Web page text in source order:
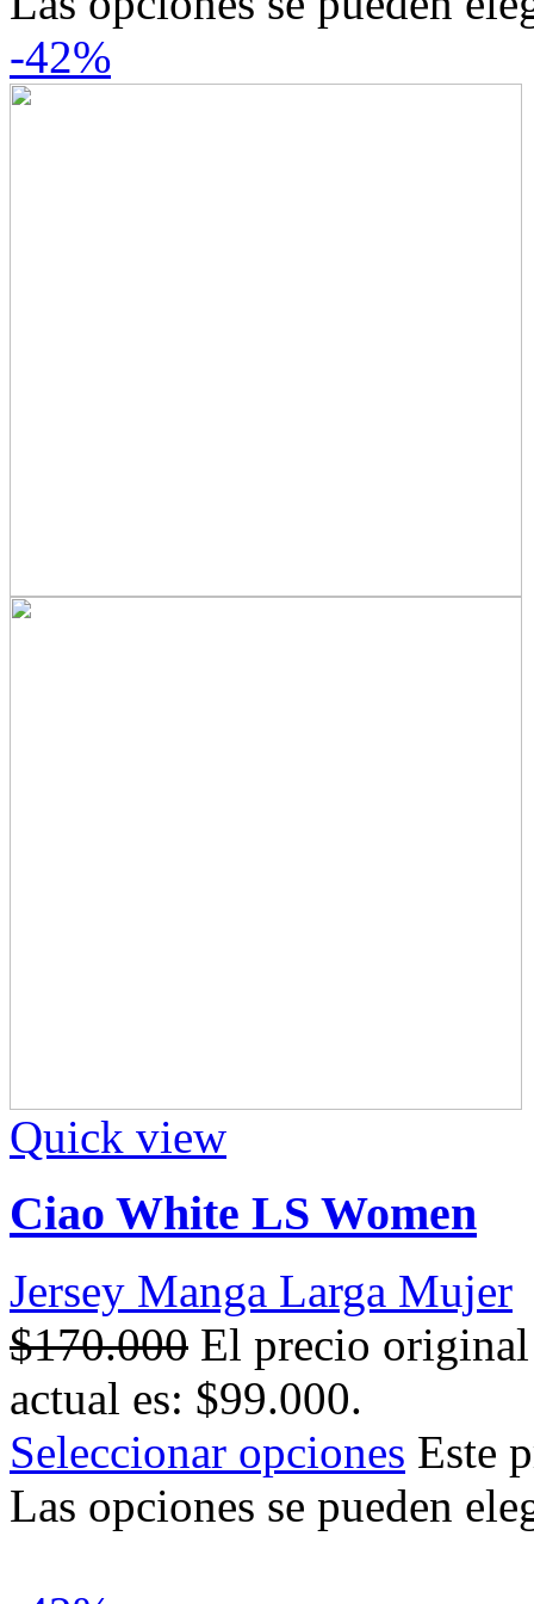
-42%
Quick view
Ciao White LS Women
Jersey Manga Larga Mujer
$170.000 El precio
actual es: $99.000.
Seleccionar opciones Este
Las opciones se pueden